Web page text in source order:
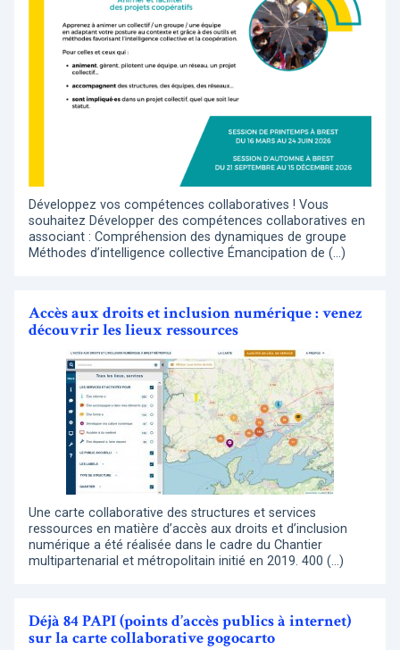
Développez vos compétences collaboratives ! Vous
souhaitez Développer des compétences collaboratives en
associant : Compréhension des dynamiques de groupe
Méthodes d’intelligence collective Émancipation de (…)
Accès aux droits et inclusion numérique : venez
découvrir les lieux ressources
Une carte collaborative des structures et services
ressources en matière d’accès aux droits et d’inclusion
numérique a été réalisée dans le cadre du Chantier
multipartenarial et métropolitain initié en 2019. 400 (…)
Déjà 84 PAPI (points d’accès publics à internet)
sur la carte collaborative gogocarto